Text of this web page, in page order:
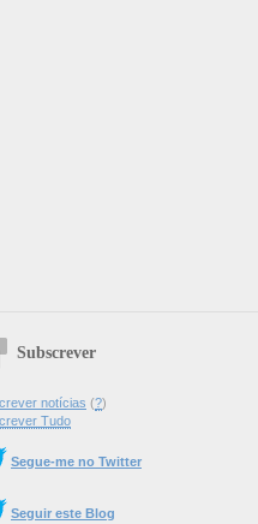
Subscrever
notícias (?)
Tudo
Segue-me no Twitter
Seguir este Blog